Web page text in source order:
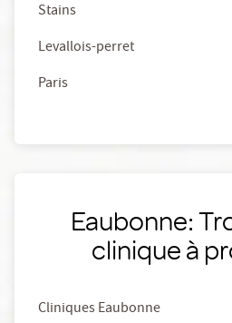
Stains
Levallois-perret
Paris
Eaubonne:
clinique à
Cliniques Eaubonne